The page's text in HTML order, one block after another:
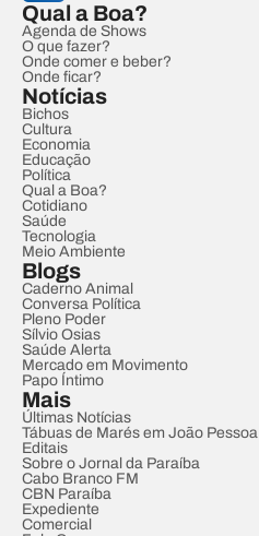
Qual a Boa?
Agenda de Shows
O que fazer?
Onde comer e beber?
Onde ficar?
Notícias
Bichos
Cultura
Economia
Educação
Política
Qual a Boa?
Cotidiano
Saúde
Tecnologia
Meio Ambiente
Blogs
Caderno Animal
Conversa Política
Pleno Poder
Sílvio Osias
Saúde Alerta
Mercado em Movimento
Papo Íntimo
Mais
Últimas Notícias
Tábuas de Marés em João Pessoa
Editais
Sobre o Jornal da Paraíba
Cabo Branco FM
CBN Paraíba
Expediente
Comercial